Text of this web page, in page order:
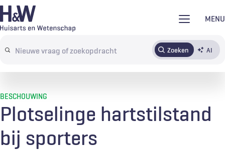
Overslaan
en
de
MENU
Search
terms
Zoeken AI
AbonnerenTijdschrift Inloggen
BESCHOUWING
Plotselinge hartstilstand
bij sporters